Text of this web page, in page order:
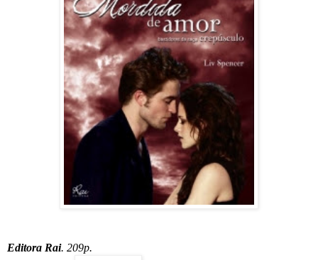
Editora Rai. 209p.